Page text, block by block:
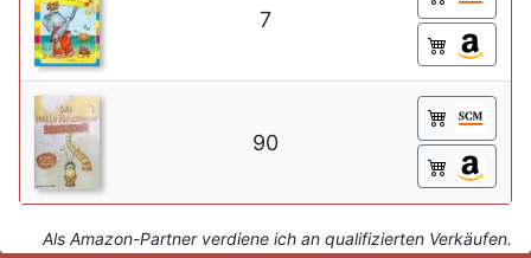
7
90
Als Amazon-Partner verdiene ich an qualifizierten Verkäufen.